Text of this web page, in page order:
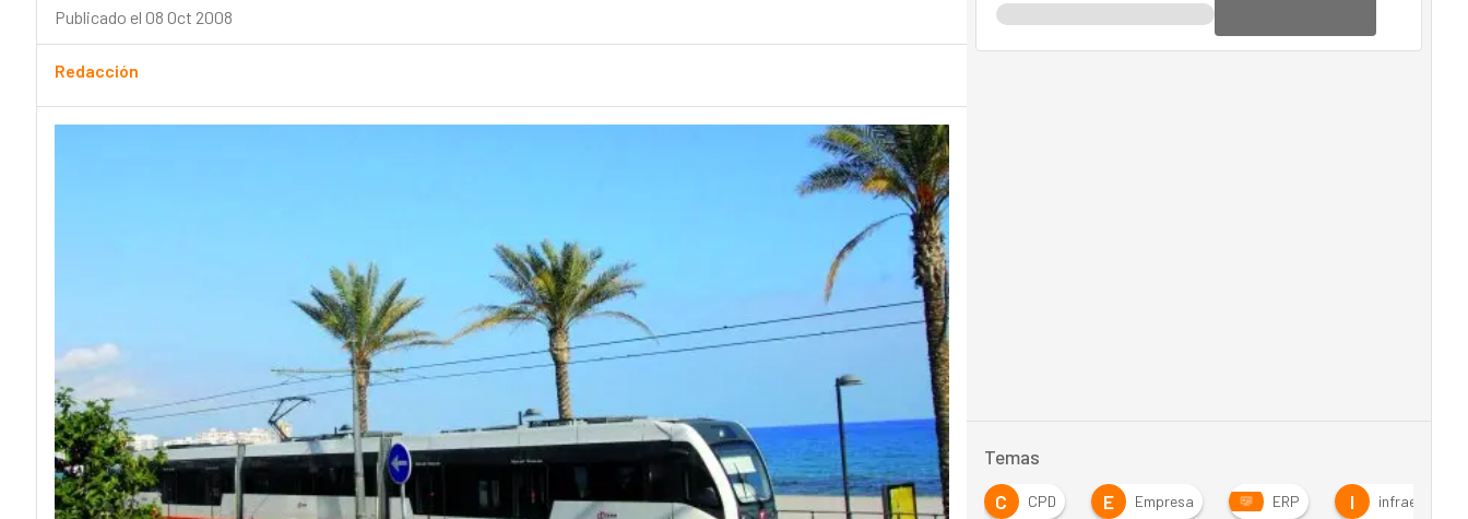
Publicado el 08 Oct 2008
Redacción
Temas
C
Costes C CPD E Empresa ERP I